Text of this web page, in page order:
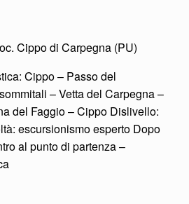
Cippo di Carpegna (PU)
Cippo – Passo del
– Vetta del Carpegna –
del Faggio – Cippo Dislivello:
escursionismo esperto Dopo
al punto di partenza –